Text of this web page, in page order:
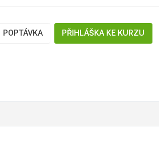
POPTÁVKA PŘIHLÁŠKA KE KURZU